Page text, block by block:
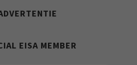
EISA MEMBER